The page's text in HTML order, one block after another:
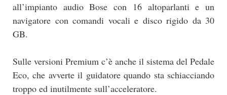
all’impianto audio Bose con 16 altoparlanti e un
navigatore con comandi vocali e disco rigido da 30
GB.
Sulle versioni Premium c’è anche il sistema del Pedale
Eco, che avverte il guidatore quando sta schiacciando
troppo ed inutilmente sull’acceleratore.